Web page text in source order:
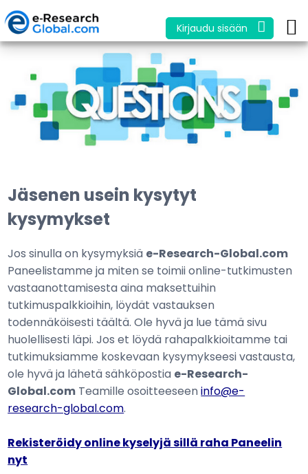
Kirjaudu sisään
Jäsenen usein kysytyt
kysymykset
Jos sinulla on kysymyksiä e-Research-Global.com
Paneelistamme ja miten se toimii online-tutkimusten
vastaanottamisesta aina maksettuihin
tutkimuspalkkioihin, löydät vastauksen
todennäköisesti täältä. Ole hyvä ja lue tämä sivu
huolellisesti läpi. Jos et löydä rahapalkkioitamme tai
tutkimuksiamme koskevaan kysymykseesi vastausta,
ole hyvä ja lähetä sähköpostia e-Research-
Global.com Teamille osoitteeseeninfo@e-
research-global.com.
Rekisteröidy online kyselyjä sillä raha Paneelin
nyt